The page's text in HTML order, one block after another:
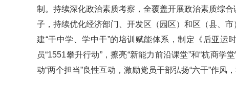
制。持续深化政治素质考察，全覆盖开展政治素质综
子，持续优化经济部门、开发区（园区）和区（县、
建“干中学、学中干”的培训赋能体系，制定《后亚运
员“1551攀升行动”，擦亮“新能力前沿课堂”和“杭商
动“两个担当”良性互动，激励党员干部弘扬“六干”作风